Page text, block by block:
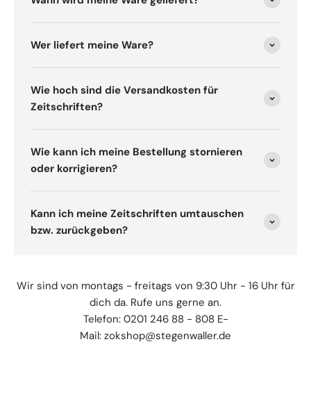
Wer liefert meine Ware?
Wie hoch sind die Versandkosten für
Zeitschriften?
Wie kann ich meine Bestellung stornieren
oder korrigieren?
Kann ich meine Zeitschriften umtauschen
bzw. zurückgeben?
Wir sind von montags - freitags von 9:30 Uhr - 16 Uhr für
dich da. Rufe uns gerne an.
Telefon: 0201 246 88 - 808 E-
Mail: zokshop@stegenwaller.de